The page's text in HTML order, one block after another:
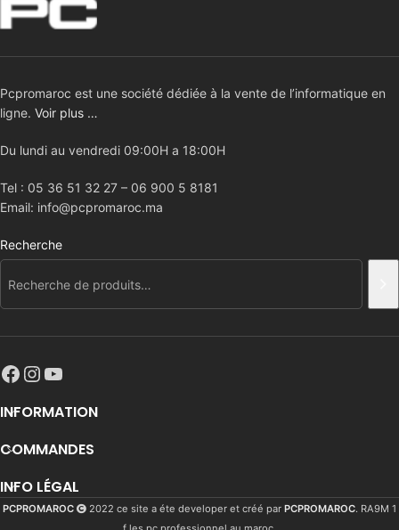
Pcpromaroc est une société dédiée à la vente de l’informatique en
ligne. Voir plus …
Du lundi au vendredi 09:00H a 18:00H
Tel : 05 36 51 32 27 – 06 900 5 8181
Email: info@pcpromaroc.ma
Recherche
INFORMATION
COMMANDES
INFO LÉGAL
PCPROMAROC 2022 ce site a éte developer et créé par PCPROMAROC. RA9M 1